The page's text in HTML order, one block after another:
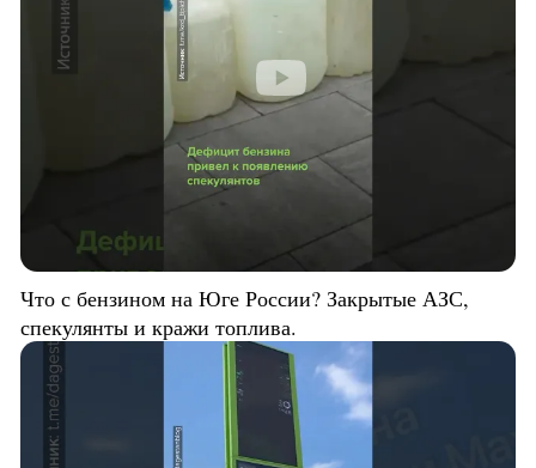
Что с бензином на Юге России? Закрытые АЗС,
спекулянты и кражи топлива.